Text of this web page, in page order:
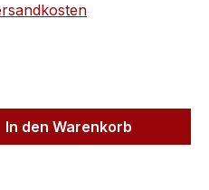
den
In den Warenkorb